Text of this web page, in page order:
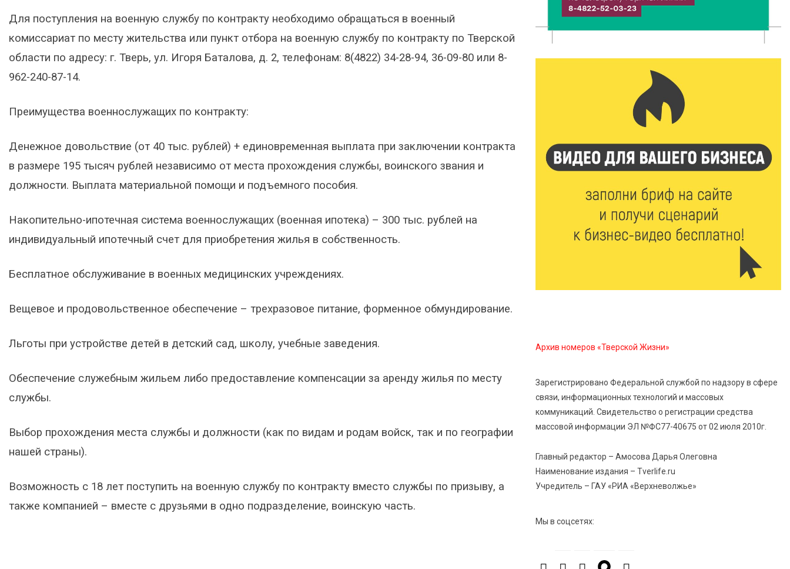
Для поступления на военную службу по контракту необходимо обращаться в военный
комиссариат по месту жительства или пункт отбора на военную службу по контракту по Тверской
области по адресу: г. Тверь, ул. Игоря Баталова, д. 2, телефонам: 8(4822) 34-28-94, 36-09-80 или 8-
962-240-87-14.
Преимущества военнослужащих по контракту:
Денежное довольствие (от 40 тыс. рублей) + единовременная выплата при заключении контракта
в размере 195 тысяч рублей независимо от места прохождения службы, воинского звания и
должности. Выплата материальной помощи и подъемного пособия.
Накопительно-ипотечная система военнослужащих (военная ипотека) – 300 тыс. рублей на
индивидуальный ипотечный счет для приобретения жилья в собственность.
Бесплатное обслуживание в военных медицинских учреждениях.
Вещевое и продовольственное обеспечение – трехразовое питание, форменное обмундирование.
Льготы при устройстве детей в детский сад, школу, учебные заведения.
Обеспечение служебным жильем либо предоставление компенсации за аренду жилья по месту
службы.
Выбор прохождения места службы и должности (как по видам и родам войск, так и по географии
нашей страны).
Возможность с 18 лет поступить на военную службу по контракту вместо службы по призыву, а
также компанией – вместе с друзьями в одно подразделение, воинскую часть.
колледжи
Исследование: ежемесячная смена категорий
кешбэка создает волны спроса
286
Тверские «Романтики» покорили Витебск своей
6 Авг 2026 16:08 342
Виталий Королев наградил строителей и
анонсировал новые проекты
6 Авг 2026 16:02 126
Голубев проверил школы и детсады Зубцова к 1
сентября
6 Авг 2026 15:01 225
Владимира Васильева о героях СВО проходит в РГБ
6 Авг 2026 14:55 181
6 Авг 2026 14:01
Архив номеров «Тверской Жизни»
Зарегистрировано Федеральной службой по надзору в сфере
связи, информационных технологий и массовых
коммуникаций. Свидетельство о регистрации средства
массовой информации ЭЛ №ФС77-40675 от 02 июля 2010г.
Главный редактор – Амосова Дарья Олеговна
Наименование издания – Tverlife.ru
Учредитель – ГАУ «РИА «Верхневолжье»
Мы в соцсетях: